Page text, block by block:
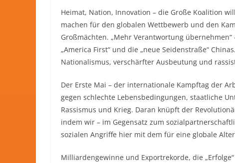
Heimat, Nation, Innovation – die Große Koalition
machen für den globalen Wettbewerb und den
Großmächten. „Mehr Verantwortung
„America First“ und die „neue Seidenstraße“
Nationalismus, verschärfter Ausbeutung und
Der Erste Mai – der internationale Kampftag der
gegen schlechte Lebensbedingungen, staatliche
Rassismus und Krieg. Daran knüpft der
indem wir – im Gegensatz zum
sozialen Angriffe hier mit dem für eine globale
Milliardengewinne und Exportrekorde, die